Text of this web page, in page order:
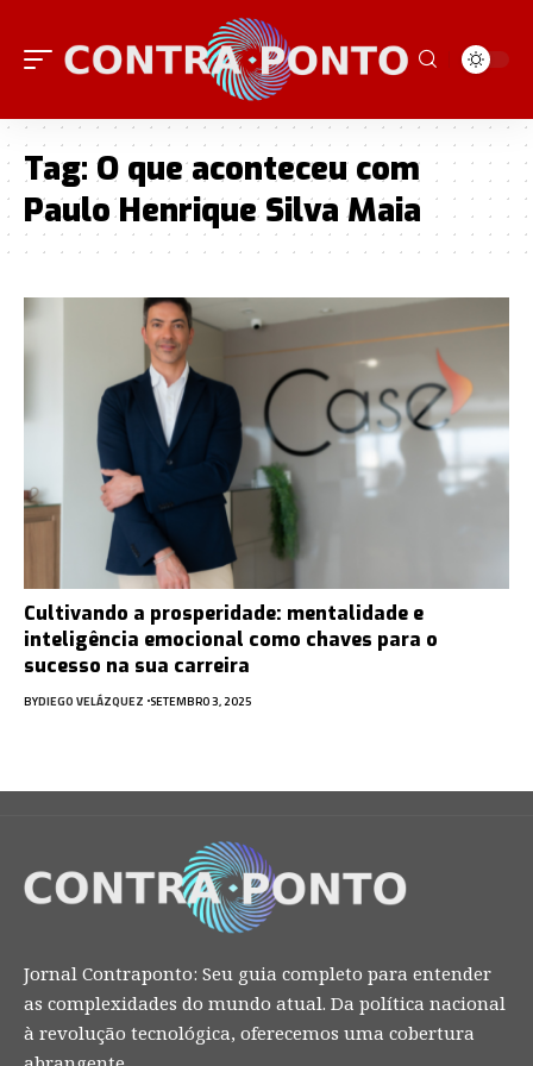
Tag: O que aconteceu com
Paulo Henrique Silva Maia
Cultivando a prosperidade: mentalidade e
inteligência emocional como chaves para o
sucesso na sua carreira
BYDIEGO VELÁZQUEZ SETEMBRO 3, 2025
Jornal Contraponto: Seu guia completo para entender
as complexidades do mundo atual. Da política nacional
à revolução tecnológica, oferecemos uma cobertura